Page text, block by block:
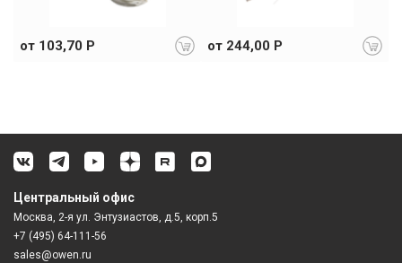
от 103,70 Р от 244,00 Р
Центральный офис
Москва, 2-я ул. Энтузиастов, д.5, корп.5
+7 (495) 64-111-56
sales@owen.ru